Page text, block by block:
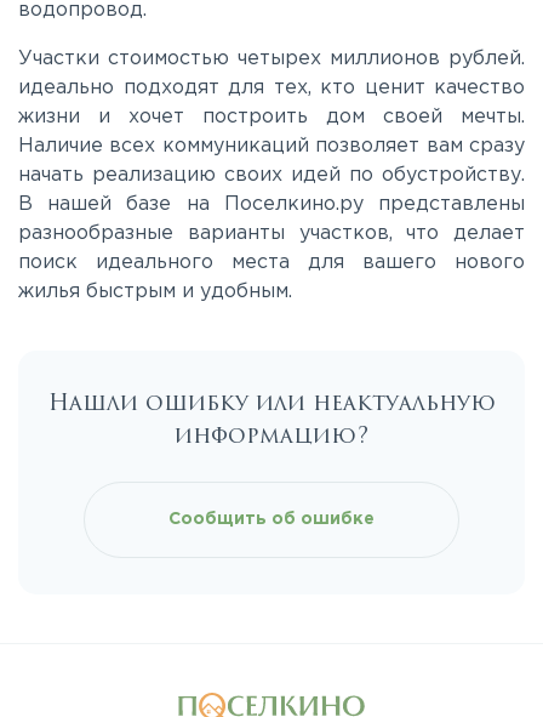
водопровод.
Участки стоимостью четырех миллионов рублей.
идеально подходят для тех, кто ценит качество
жизни и хочет построить дом своей мечты.
Наличие всех коммуникаций позволяет вам сразу
начать реализацию своих идей по обустройству.
В нашей базе на Поселкино.ру представлены
разнообразные варианты участков, что делает
поиск идеального места для вашего нового
жилья быстрым и удобным.
Нашли ошибку или неактуальную
информацию?
Сообщить об ошибке